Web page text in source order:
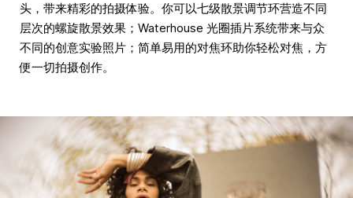
头，带来精彩的拍摄体验。你可以七级散景调节环营造不同
层次的螺旋散景效果；Waterhouse 光圈插片系统带来与众
不同的创意实验照片；简单易用的对焦环助你轻松对焦，方
便一切拍摄创作。